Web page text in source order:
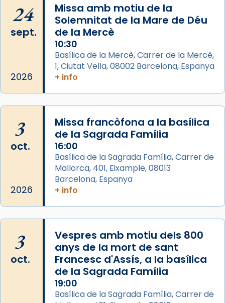
Arquebisbat de Barcelona
2 weeks ago
Memòria de les santes Juliana i
Semproniana, verges i màrtirs.
Acompanyant la història de sant Cugat, a
que les santes Juliana (“relatiu a Júlia”) i
Semproniana (“relatiu a Semprònia =
eterna”) són deixebles seves. I l’any 1667, el
frare Joan Gaspar Roig, afirma en una obra
que les santes són filles de l’antiga Iluro.
Mataró en reivindicarà les relíq
Foto
24
sept.
2026
Missa amb motiu de la
Solemnitat de la Mare de Déu
de la Mercè
10:30
Basílica de la Mercè, Carrer de la Mercè,
1, Ciutat Vella, 08002 Barcelona, Espanya
+ info
3
oct.
2026
Missa francòfona a la basílica
de la Sagrada Família
16:00
Basílica de la Sagrada Família, Carrer de
Mallorca, 401, Eixample, 08013
Barcelona, Espanya
+ info
3
oct.
Vespres amb motiu dels 800
anys de la mort de sant
Francesc d'Assís, a la basílica
de la Sagrada Família
19:00
Basílica de la Sagrada Família, Carrer de